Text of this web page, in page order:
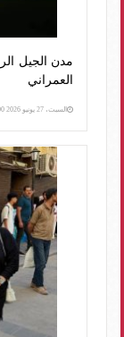
مدن الجيل
العمراني
السبت، 27 يونيو 2026 10:00 م